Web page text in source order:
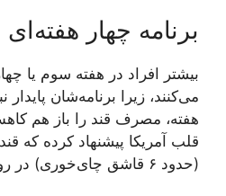
برنامه چهار هفته‌ای
بیشتر افراد در هفته سوم یا
می‌کنند، زیرا برنامه‌شان
هفته، مصرف قند را باز هم
(حدود ۶ قاشق چای‌خوری) در روز محدود کنید.